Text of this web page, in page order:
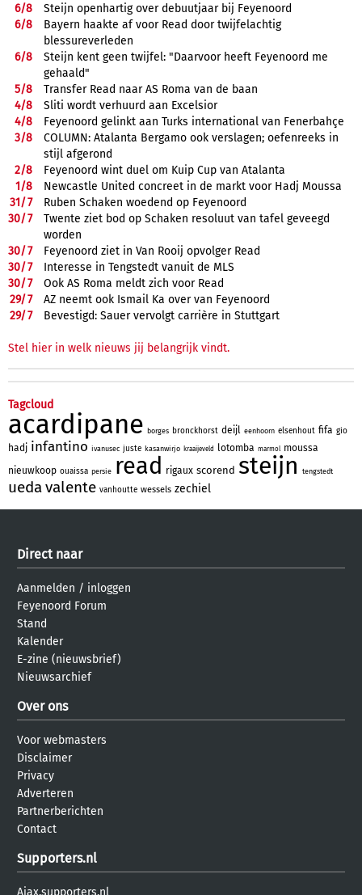
6/8
Steijn openhartig over debuutjaar bij Feyenoord
6/8
Bayern haakte af voor Read door twijfelachtig
blessureverleden
6/8
Steijn kent geen twijfel: "Daarvoor heeft Feyenoord me
gehaald"
5/8
Transfer Read naar AS Roma van de baan
4/8
Sliti wordt verhuurd aan Excelsior
4/8
Feyenoord gelinkt aan Turks international van Fenerbahçe
3/8
COLUMN: Atalanta Bergamo ook verslagen; oefenreeks in
stijl afgerond
2/8
Feyenoord wint duel om Kuip Cup van Atalanta
1/8
Newcastle United concreet in de markt voor Hadj Moussa
31/7
Ruben Schaken woedend op Feyenoord
30/7
Twente ziet bod op Schaken resoluut van tafel geveegd
worden
30/7
Feyenoord ziet in Van Rooij opvolger Read
30/7
Interesse in Tengstedt vanuit de MLS
30/7
Ook AS Roma meldt zich voor Read
29/7
AZ neemt ook Ismail Ka over van Feyenoord
29/7 Bevestigd: Sauer vervolgt carrière in Stuttgart
Stel hier in welk nieuws jij belangrijk vindt.
Tagcloud
acardipane borges bronckhorst deijl eenhoorn elsenhout fifa gio
hadj infantino ivanusec juste kasanwirjo kraaijeveld lotomba marmol moussa
nieuwkoop ouaissa persie read rigaux scorend steijn tengstedt
uedavalente vanhoutte wessels zechiel
Direct naar
Aanmelden / inloggen
Feyenoord Forum
Stand
Kalender
E-zine (nieuwsbrief)
Nieuwsarchief
Over ons
Voor webmasters
Disclaimer
Privacy
Adverteren
Partnerberichten
Contact
Supporters.nl
Ajax.supporters.nl